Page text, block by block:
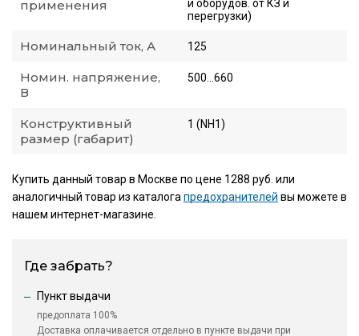
применения
и оборудов. от КЗ и
перегрузки)
Номинальный ток, А 125
Номин. напряжение,
В
500...660
Конструктивный
размер (габарит)
1 (NH1)
Купить данный товар в Москве по цене 1288 руб. или
аналогичный товар из каталогапредохранителей вы можете в
нашем интернет-магазине.
Где забрать?
Пункт выдачи
предоплата 100%
Доставка оплачивается отдельно в пункте выдачи при